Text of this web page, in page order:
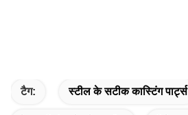
टैग: स्टील के सटीक कास्टिंग पार्ट्स